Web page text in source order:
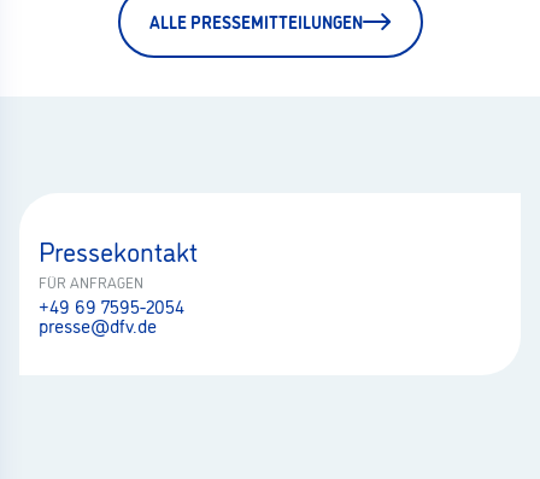
ALLE PRESSEMITTEILUNGEN
Pressekontakt
FÜR ANFRAGEN
+49 69 7595-2054
presse@dfv.de